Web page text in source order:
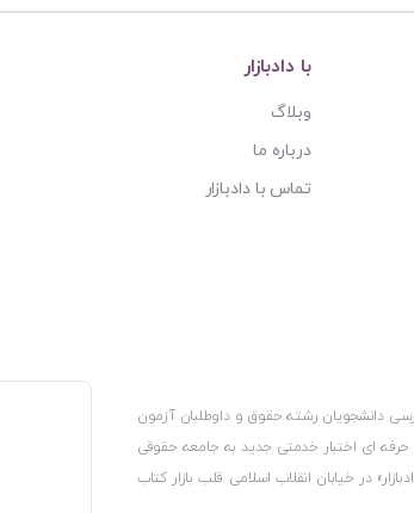
با دادبازار
وبلاگ
درباره ما
تماس با دادبازار
دانشجویان رشته حقوق و داوطلبان آزمون
حرفه ای اختبار خدمتی جدید به جامعه حقوقی
در خیابان انقلاب اسلامی قلب بازار کتاب